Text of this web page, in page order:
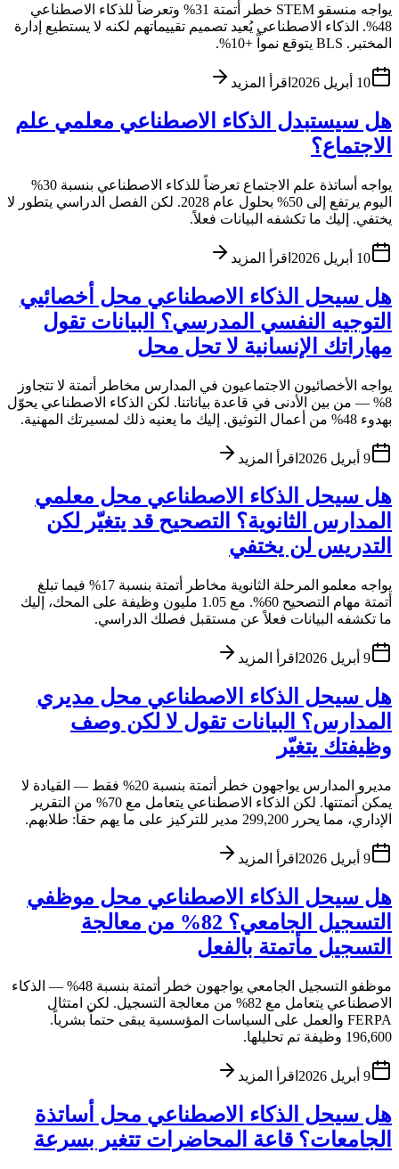
يواجه منسقو STEM خطر أتمتة 31% وتعرضاً للذكاء الاصطناعي
48%. الذكاء الاصطناعي يُعيد تصميم تقييماتهم لكنه لا يستطيع إدارة
المختبر. BLS يتوقع نمواً +10%.
10 أبريل 2026 اقرأ المزيد
هل سيستبدل الذكاء الاصطناعي معلمي علم
الاجتماع؟
يواجه أساتذة علم الاجتماع تعرضاً للذكاء الاصطناعي بنسبة 30%
اليوم يرتفع إلى 50% بحلول عام 2028. لكن الفصل الدراسي يتطور لا
يختفي. إليك ما تكشفه البيانات فعلاً.
10 أبريل 2026 اقرأ المزيد
هل سيحل الذكاء الاصطناعي محل أخصائيي
التوجيه النفسي المدرسي؟ البيانات تقول
مهاراتك الإنسانية لا تحل محل
يواجه الأخصائيون الاجتماعيون في المدارس مخاطر أتمتة لا تتجاوز
8% — من بين الأدنى في قاعدة بياناتنا. لكن الذكاء الاصطناعي يحوّل
بهدوء 48% من أعمال التوثيق. إليك ما يعنيه ذلك لمسيرتك المهنية.
9 أبريل 2026 اقرأ المزيد
هل سيحل الذكاء الاصطناعي محل معلمي
المدارس الثانوية؟ التصحيح قد يتغيّر لكن
التدريس لن يختفي
يواجه معلمو المرحلة الثانوية مخاطر أتمتة بنسبة 17% فيما تبلغ
أتمتة مهام التصحيح 60%. مع 1.05 مليون وظيفة على المحك، إليك
ما تكشفه البيانات فعلاً عن مستقبل فصلك الدراسي.
9 أبريل 2026 اقرأ المزيد
هل سيحل الذكاء الاصطناعي محل مديري
المدارس؟ البيانات تقول لا لكن وصف
وظيفتك يتغيّر
مديرو المدارس يواجهون خطر أتمتة بنسبة 20% فقط — القيادة لا
يمكن أتمتتها. لكن الذكاء الاصطناعي يتعامل مع 70% من التقرير
الإداري، مما يحرر 299,200 مدير للتركيز على ما يهم حقاً: طلابهم.
9 أبريل 2026 اقرأ المزيد
هل سيحل الذكاء الاصطناعي محل موظفي
التسجيل الجامعي؟ 82% من معالجة
التسجيل مأتمتة بالفعل
موظفو التسجيل الجامعي يواجهون خطر أتمتة بنسبة 48% — الذكاء
الاصطناعي يتعامل مع 82% من معالجة التسجيل. لكن امتثال
FERPA والعمل على السياسات المؤسسية يبقى حتماً بشرياً.
196,600 وظيفة تم تحليلها.
9 أبريل 2026 اقرأ المزيد
هل سيحل الذكاء الاصطناعي محل أساتذة
الجامعات؟ قاعة المحاضرات تتغير بسرعة